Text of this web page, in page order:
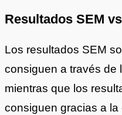
Resultados SEM
Los resultados SEM
consiguen a través de
mientras que los
consiguen gracias a